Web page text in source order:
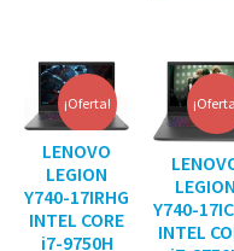
¡Oferta!
LENOVO
LEGION
Y740-17IRHG
INTEL CORE
i7-9750H
LEGION
Y740-
INTEL